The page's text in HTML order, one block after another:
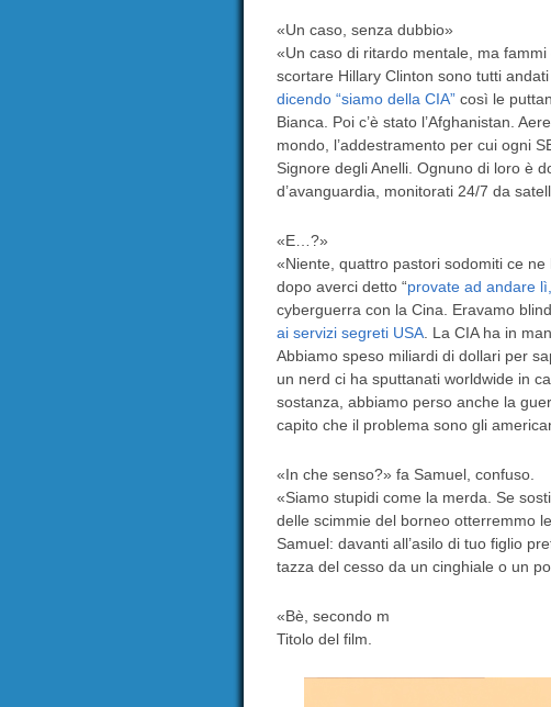
«Un caso, senza dubbio»
«Un caso di ritardo mentale, ma
scortare Hillary Clinton sono tutti
dicendo “siamo della CIA” così le
Bianca. Poi c’è stato l’Afghanistan.
mondo, l’addestramento per cui ogni
Signore degli Anelli. Ognuno di loro è
d’avanguardia, monitorati 24/7 da
«E…?»
«Niente, quattro pastori sodomiti ce
dopo averci detto “provate ad andare
cyberguerra con la Cina. Eravamo
ai servizi segreti USA . La CIA ha in
Abbiamo speso miliardi di dollari per
un nerd ci ha sputtanati worldwide in
sostanza, abbiamo perso anche la
capito che il problema sono gli
«In che senso?» fa Samuel, confuso.
«Siamo stupidi come la merda. Se
delle scimmie del borneo otterremmo
Samuel: davanti all’asilo di tuo figlio
tazza del cesso da un cinghiale o un
«Bè, secondo m
Titolo del film.